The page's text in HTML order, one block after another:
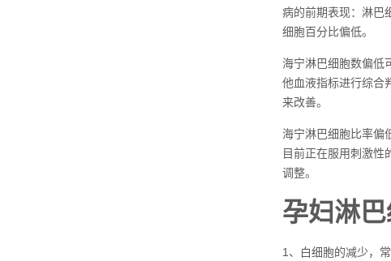
病的前期表现：淋巴
细胞百分比偏低。
海宁淋巴细胞数偏低
他血液指标进行综合
来改善。
海宁淋巴细胞比率偏
目前正在服用刺激性
调整。
孕妇淋
1、白细胞的减少，